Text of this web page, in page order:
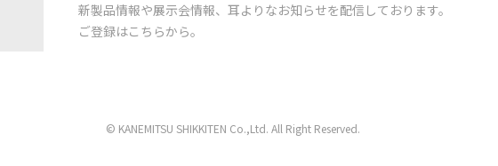
新製品情報や展示会情報、耳よりなお知らせを配信しております。
ご登録はこちらから。
© KANEMITSU SHIKKITEN Co.,Ltd. All Right Reserved.